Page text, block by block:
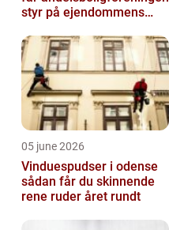
styr på ejendommens
05 june 2026
Vinduespudser i odense
sådan får du skinnende
rene ruder året rundt